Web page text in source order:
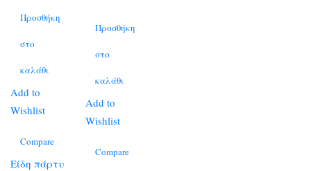
Προσθήκη
στο
καλάθι
Add to
Wishlist
Compare
Είδη πάρτυ
Προσθήκη
στο
καλάθι
Add to
Wishlist
Compare